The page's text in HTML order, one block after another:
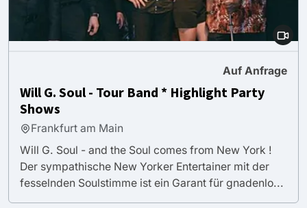
Auf Anfrage
Will G. Soul - Tour Band * Highlight Party
Shows
Frankfurt am Main
Will G. Soul - and the Soul comes from New York !
Der sympathische New Yorker Entertainer mit der
fesselnden Soulstimme ist ein Garant für gnadenlo...